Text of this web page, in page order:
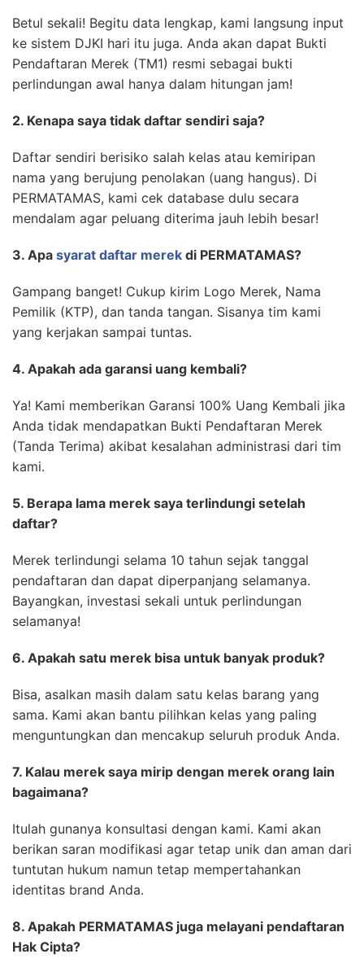
Betul sekali! Begitu data lengkap, kami langsung input
ke sistem DJKI hari itu juga. Anda akan dapat Bukti
Pendaftaran Merek (TM1) resmi sebagai bukti
perlindungan awal hanya dalam hitungan jam!
2. Kenapa saya tidak daftar sendiri saja?
Daftar sendiri berisiko salah kelas atau kemiripan
nama yang berujung penolakan (uang hangus). Di
PERMATAMAS, kami cek database dulu secara
mendalam agar peluang diterima jauh lebih besar!
3. Apa syarat daftar merek di PERMATAMAS?
Gampang banget! Cukup kirim Logo Merek, Nama
Pemilik (KTP), dan tanda tangan. Sisanya tim kami
yang kerjakan sampai tuntas.
4. Apakah ada garansi uang kembali?
Ya! Kami memberikan Garansi 100% Uang Kembali jika
Anda tidak mendapatkan Bukti Pendaftaran Merek
(Tanda Terima) akibat kesalahan administrasi dari tim
kami.
5. Berapa lama merek saya terlindungi setelah
daftar?
Merek terlindungi selama 10 tahun sejak tanggal
pendaftaran dan dapat diperpanjang selamanya.
Bayangkan, investasi sekali untuk perlindungan
selamanya!
6. Apakah satu merek bisa untuk banyak produk?
Bisa, asalkan masih dalam satu kelas barang yang
sama. Kami akan bantu pilihkan kelas yang paling
menguntungkan dan mencakup seluruh produk Anda.
7. Kalau merek saya mirip dengan merek orang lain
bagaimana?
Itulah gunanya konsultasi dengan kami. Kami akan
berikan saran modifikasi agar tetap unik dan aman dari
tuntutan hukum namun tetap mempertahankan
identitas brand Anda.
8. Apakah PERMATAMAS juga melayani pendaftaran
Hak Cipta?